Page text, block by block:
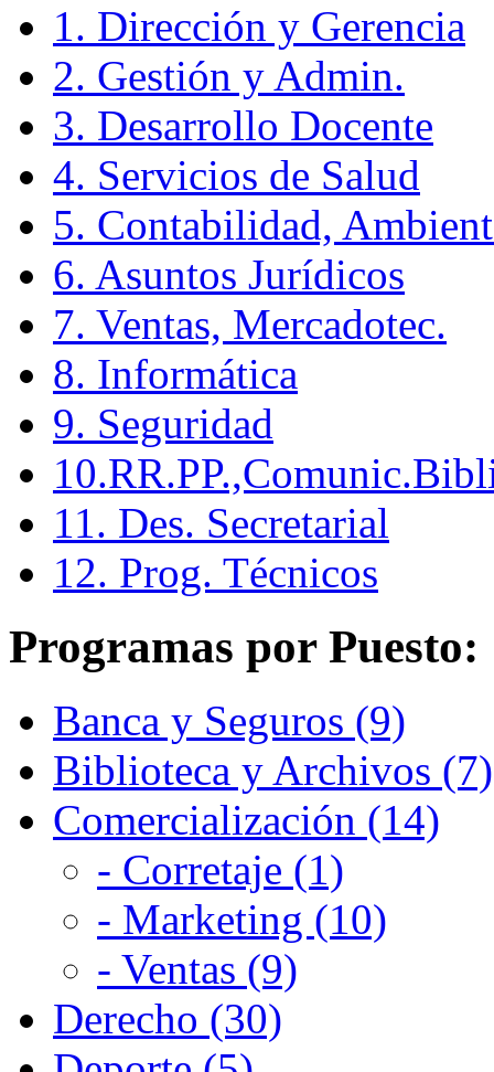
1. Dirección y Gerencia
2. Gestión y Admin.
3. Desarrollo Docente
4. Servicios de Salud
5. Contabilidad,
6. Asuntos Jurídicos
7. Ventas, Mercadotec.
8. Informática
9. Seguridad
11. Des. Secretarial
12. Prog. Técnicos
Programas por Puesto:
Banca y Seguros (9)
Biblioteca y Archivos (7)
Comercialización (14)
- Corretaje (1)
- Marketing (10)
- Ventas (9)
Derecho (30)